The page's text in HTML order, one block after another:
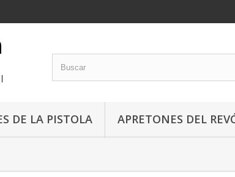
DE LA PISTOLA APRETONES DEL